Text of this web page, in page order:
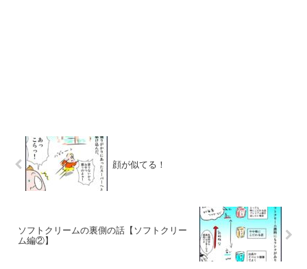
顔が似てる！
ソフトクリームの裏側の話【ソフトクリー
ム編②】